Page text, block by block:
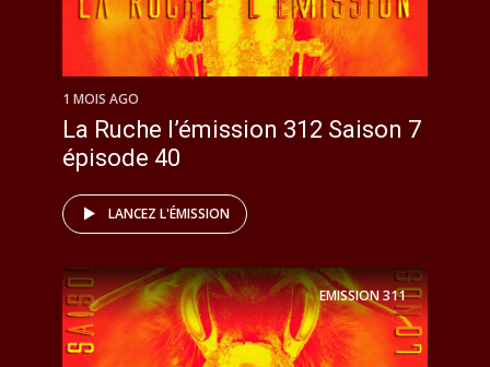
1 MOIS AGO
La Ruche l’émission 312 Saison 7
épisode 40
LANCEZ L'ÉMISSION
EMISSION311